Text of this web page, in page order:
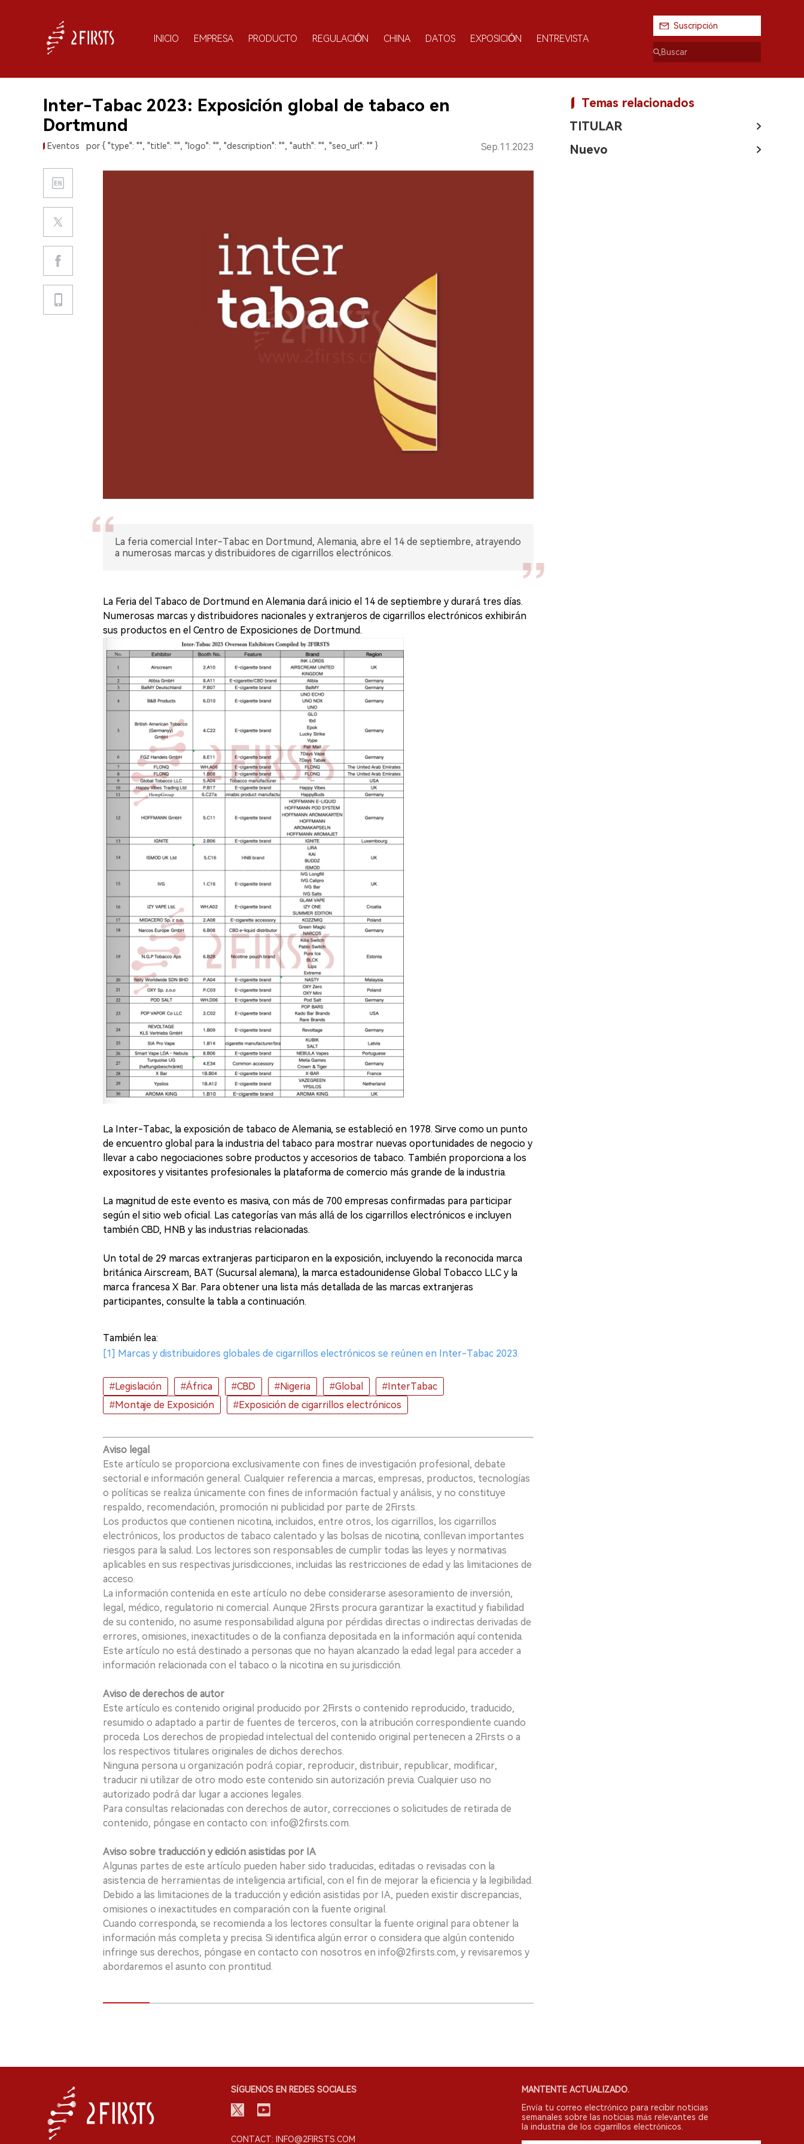
INICIO EMPRESA PRODUCTO REGULACIÓN CHINA DATOS EXPOSICIÓN ENTREVISTA
Suscripción
Inter-Tabac 2023: Exposición global de tabaco en
Dortmund
Eventos por { "type": "", "title": "", "logo": "", "description": "", "auth": "", "seo_url": "" } Sep.11.2023
La feria comercial Inter-Tabac en Dortmund, Alemania, abre el 14 de septiembre, atrayendo
a numerosas marcas y distribuidores de cigarrillos electrónicos.
La Feria del Tabaco de Dortmund en Alemania dará inicio el 14 de septiembre y durará tres días.
Numerosas marcas y distribuidores nacionales y extranjeros de cigarrillos electrónicos exhibirán
sus productos en el Centro de Exposiciones de Dortmund.
La Inter-Tabac, la exposición de tabaco de Alemania, se estableció en 1978. Sirve como un punto
de encuentro global para la industria del tabaco para mostrar nuevas oportunidades de negocio y
llevar a cabo negociaciones sobre productos y accesorios de tabaco. También proporciona a los
expositores y visitantes profesionales la plataforma de comercio más grande de la industria.
La magnitud de este evento es masiva, con más de 700 empresas confirmadas para participar
según el sitio web oficial. Las categorías van más allá de los cigarrillos electrónicos e incluyen
también CBD, HNB y las industrias relacionadas.
Un total de 29 marcas extranjeras participaron en la exposición, incluyendo la reconocida marca
británica Airscream, BAT (Sucursal alemana), la marca estadounidense Global Tobacco LLC y la
marca francesa X Bar. Para obtener una lista más detallada de las marcas extranjeras
participantes, consulte la tabla a continuación.
También lea:
[1] Marcas y distribuidores globales de cigarrillos electrónicos se reúnen en Inter-Tabac 2023.
#Legislación #África #CBD #Nigeria #Global
#InterTabac
#Montaje de Exposición
#Exposición de cigarrillos electrónicos
Aviso legal
Este artículo se proporciona exclusivamente con fines de investigación profesional, debate
sectorial e información general. Cualquier referencia a marcas, empresas, productos, tecnologías
o políticas se realiza únicamente con fines de información factual y análisis, y no constituye
respaldo, recomendación, promoción ni publicidad por parte de 2Firsts.
Los productos que contienen nicotina, incluidos, entre otros, los cigarrillos, los cigarrillos
electrónicos, los productos de tabaco calentado y las bolsas de nicotina, conllevan importantes
riesgos para la salud. Los lectores son responsables de cumplir todas las leyes y normativas
aplicables en sus respectivas jurisdicciones, incluidas las restricciones de edad y las limitaciones de
acceso.
La información contenida en este artículo no debe considerarse asesoramiento de inversión,
legal, médico, regulatorio ni comercial. Aunque 2Firsts procura garantizar la exactitud y fiabilidad
de su contenido, no asume responsabilidad alguna por pérdidas directas o indirectas derivadas de
errores, omisiones, inexactitudes o de la confianza depositada en la información aquí contenida.
Este artículo no está destinado a personas que no hayan alcanzado la edad legal para acceder a
información relacionada con el tabaco o la nicotina en su jurisdicción.
Aviso de derechos de autor
Este artículo es contenido original producido por 2Firsts o contenido reproducido, traducido,
resumido o adaptado a partir de fuentes de terceros, con la atribución correspondiente cuando
proceda. Los derechos de propiedad intelectual del contenido original pertenecen a 2Firsts o a
los respectivos titulares originales de dichos derechos.
Ninguna persona u organización podrá copiar, reproducir, distribuir, republicar, modificar,
traducir ni utilizar de otro modo este contenido sin autorización previa. Cualquier uso no
autorizado podrá dar lugar a acciones legales.
Para consultas relacionadas con derechos de autor, correcciones o solicitudes de retirada de
contenido, póngase en contacto con: info@2firsts.com.
Aviso sobre traducción y edición asistidas por IA
Algunas partes de este artículo pueden haber sido traducidas, editadas o revisadas con la
asistencia de herramientas de inteligencia artificial, con el fin de mejorar la eficiencia y la legibilidad.
Debido a las limitaciones de la traducción y edición asistidas por IA, pueden existir discrepancias,
omisiones o inexactitudes en comparación con la fuente original.
Cuando corresponda, se recomienda a los lectores consultar la fuente original para obtener la
información más completa y precisa. Si identifica algún error o considera que algún contenido
infringe sus derechos, póngase en contacto con nosotros en info@2firsts.com, y revisaremos y
abordaremos el asunto con prontitud.
Temas relacionados
TITULAR
Nuevo
SÍGUENOS EN REDES SOCIALES
CONTACT: INFO@2FIRSTS.COM
MANTENTE ACTUALIZADO.
Envía tu correo electrónico para recibir noticias
semanales sobre las noticias más relevantes de
la industria de los cigarrillos electrónicos.